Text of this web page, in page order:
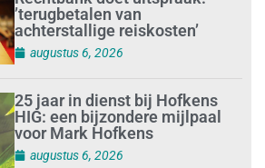
’terugbetalen van
achterstallige reiskosten’
augustus 6, 2026
25 jaar in dienst bij Hofkens
HIG: een bijzondere mijlpaal
voor Mark Hofkens
augustus 6, 2026